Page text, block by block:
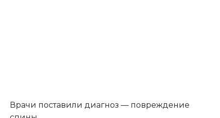
Врачи поставили диагноз — повреждение